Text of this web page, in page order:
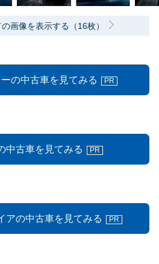
画像を表示する（16枚）
の中古車を見てみる PR
中古車を見てみる PR
アの中古車を見てみる PR